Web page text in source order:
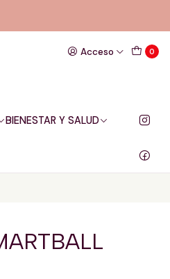
Acceso 0
BIENESTAR Y SALUD